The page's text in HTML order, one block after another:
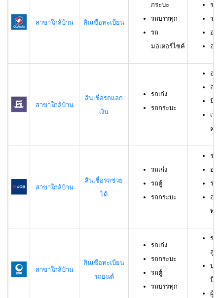
สาขาใกล้บ้าน สินเชื่อทะเบียน
กระบะ
รถบรรทุก
รถ
มอเตอร์ไซค์
รถ
รถ
อา
อา
สาขาใกล้บ้าน
สินเชื่อรถแลก
เงิน
รถเก๋ง
รถกระบะ
อา
อา
มีร
เป็
คร
สาขาใกล้บ้าน
สินเชื่อรถช่วย
ได้
รถเก๋ง
รถตู้
รถกระบะ
รถ
อา
รา
อา
ทด
สาขาใกล้บ้าน
สินเชื่อทะเบียน
รถยนต์
รถเก๋ง
รถกระบะ
รถตู้
รถบรรทุก
รถ
สูง
บุค
นิติ
ผู้กู้